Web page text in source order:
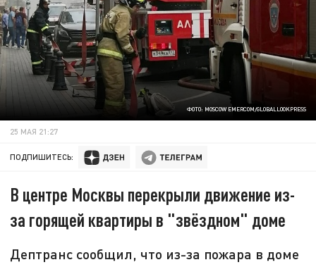
ФОТО: MOSCOW EMERCOM/GLOBALLOOKPRESS
25 МАЯ 21:27
ПОДПИШИТЕСЬ:
В центре Москвы перекрыли движение из-
за горящей квартиры в "звёздном" доме
Дептранс сообщил, что из-за пожара в доме